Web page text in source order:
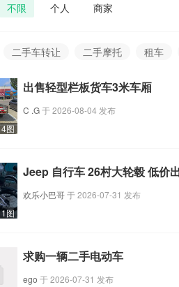
不限 个人 商家
二手车转让 二手摩托 租车
4图
出售轻型栏板货车3米车厢
C .G于2026-08-04 发布
1图
Jeep 自行车 26村大轮毂 低价
欢乐小巴哥于2026-07-31 发布
求购一辆二手电动车
ego 于2026-07-31 发布